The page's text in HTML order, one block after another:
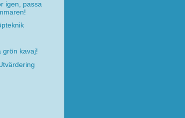
igen, passa
grön kavaj!